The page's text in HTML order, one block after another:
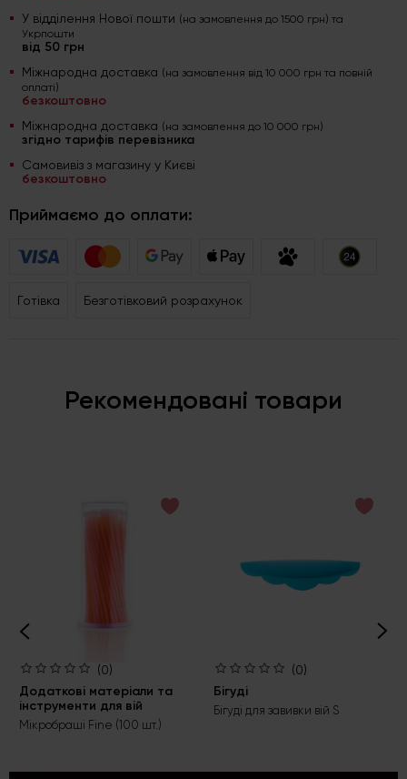
У відділення Нової пошти (на замовлення до 1500 грн) та
Укрпошти
від 50 грн
Міжнародна доставка (на замовлення від 10 000 грн та повній
оплаті)
безкоштовно
Міжнародна доставка (на замовлення до 10 000 грн)
згідно тарифів перевізника
Самовивіз з магазину у Києві
безкоштовно
Приймаємо до оплати:
Готівка Безготівковий розрахунок
Рекомендовані товари
(0)
Додаткові матеріали та
інструменти для вій
Мікробраші Fine (100 шт.)
(0)
Бігуді
Бігуді для завивки вій S